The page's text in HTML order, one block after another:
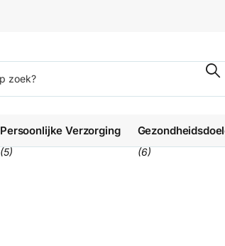
Persoonlijke Verzorging
(5) (6)